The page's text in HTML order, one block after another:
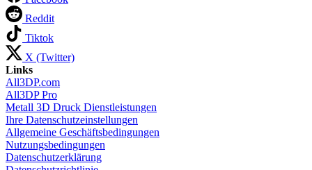
Reddit
Tiktok
X (Twitter)
Links
All3DP.com
All3DP Pro
Metall 3D Druck Dienstleistungen
Ihre Datenschutzeinstellungen
Allgemeine Geschäftsbedingungen
Nutzungsbedingungen
Datenschutzerklärung